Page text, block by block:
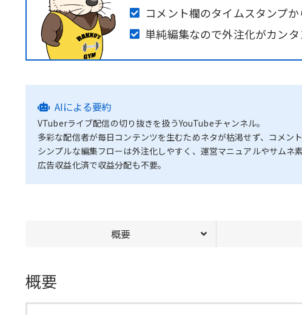
コメント欄のタイムスタンプか
単純編集なので外注化がカンタ
AIによる要約
VTuberライブ配信の切り抜きを扱うYouTubeチャンネル。
多彩な配信者が毎日コンテンツを生むためネタが枯渇せず、コメン
シンプルな編集フローは外注化しやすく、運営マニュアルやサムネ
広告収益化済で収益分配も不要。
概要
概要